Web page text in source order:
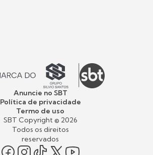
Anuncie no SBT
Política de privacidade
Termo de uso
SBT Copyright © 2026
Todos os direitos
reservados